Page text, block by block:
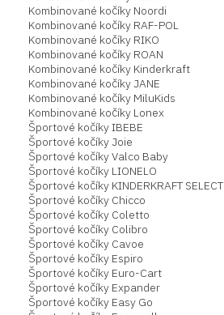
Kombinované kočíky Noordi
Kombinované kočíky RAF-POL
Kombinované kočíky RIKO
Kombinované kočíky ROAN
Kombinované kočíky Kinderkraft
Kombinované kočíky JANE
Kombinované kočíky MiluKids
Kombinované kočíky Lonex
Športové kočíky IBEBE
Športové kočíky Joie
Športové kočíky Valco Baby
Športové kočíky LIONELO
Športové kočíky KINDERKRAFT SELECT
Športové kočíky Chicco
Športové kočíky Coletto
Športové kočíky Colibro
Športové kočíky Cavoe
Športové kočíky Espiro
Športové kočíky Euro-Cart
Športové kočíky Expander
Športové kočíky Easy Go